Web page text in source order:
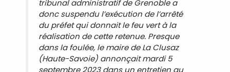
tribunal administratif de Grenoble a
donc suspendu l’exécution de l’arrêté
du préfet qui donnait le feu vert à la
réalisation de cette retenue. Presque
dans la foulée, le maire de La Clusaz
(Haute-Savoie) annonçait mardi 5
septembre 2023 dans un entretien au